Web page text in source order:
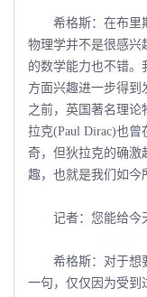
希格斯：在布里斯
物理学并不是很感兴
的数学能力也不错。
方面兴趣进一步得到
之前，英国著名理论
拉克(Paul Dirac)也
奇，但狄拉克的确激
趣，也就是我们如今
记者：您能给今天
希格斯：对于想要
一句，仅仅因为受到